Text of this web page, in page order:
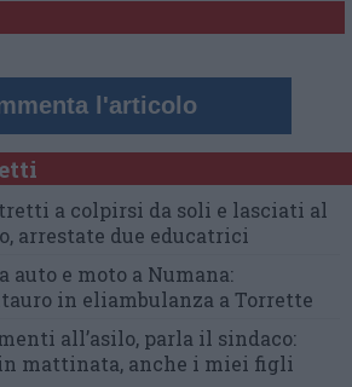
l'articolo
a colpirsi da soli e lasciati al
arrestate due educatrici
auto e moto a Numana:
in eliambulanza a Torrette
all’asilo, parla il sindaco:
mattinata, anche i miei figli